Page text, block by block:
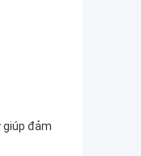
giúp đảm